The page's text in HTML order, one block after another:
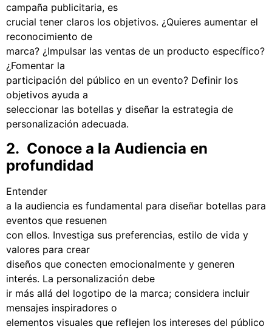
campaña publicitaria, es
crucial tener claros los objetivos. ¿Quieres aumentar el
reconocimiento de
marca? ¿Impulsar las ventas de un producto específico?
¿Fomentar la
participación del público en un evento? Definir los
objetivos ayuda a
seleccionar las botellas y diseñar la estrategia de
personalización adecuada.
2. Conoce a la Audiencia en
profundidad
Entender
a la audiencia es fundamental para diseñar botellas para
eventos que resuenen
con ellos. Investiga sus preferencias, estilo de vida y
valores para crear
diseños que conecten emocionalmente y generen
interés. La personalización debe
ir más allá del logotipo de la marca; considera incluir
mensajes inspiradores o
elementos visuales que reflejen los intereses del público